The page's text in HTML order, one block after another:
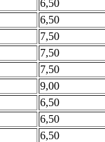
6,50
6,50
7,50
7,50
7,50
9,00
6,50
6,50
6,50